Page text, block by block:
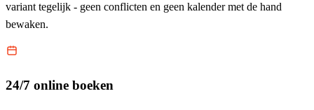
variant tegelijk - geen conflicten en geen kalender met de hand
bewaken.
24/7 online boeken